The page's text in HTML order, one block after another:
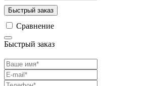
Быстрый заказ
Сравнение
Быстрый заказ